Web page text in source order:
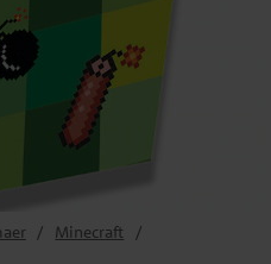
Minecraft